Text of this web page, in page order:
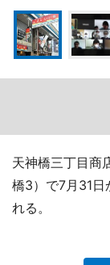
天神橋三丁目商
橋3）で7月31日
れる。